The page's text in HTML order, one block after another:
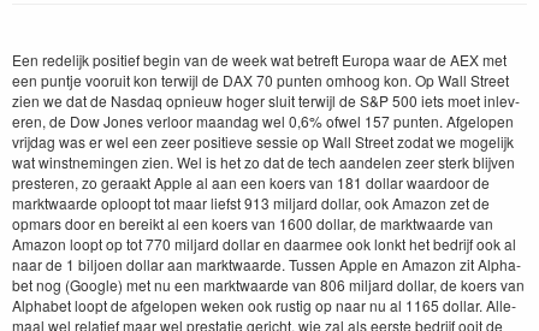
Een redelijk posi­tief begin van de week wat betre­ft Europa waar de AEXmet
een pun­t­je vooruit kon ter­wi­jl de DAX70 pun­ten omhoog kon. Op Wall Street
zien we dat de Nas­daq opnieuw hoger sluit ter­wi­jl de S&P500 iets moet inlev­
eren, de Dow Jones ver­loor maandag wel 0,6% ofwel 157pun­ten. Afgelopen
vri­jdag was er wel een zeer posi­tieve sessie op Wall Street zodat we mogelijk
wat win­st­ne­min­gen zien. Wel is het zo dat de tech aan­de­len zeer sterk bli­jven
presteren, zo ger­aakt Apple al aan een koers van 181 dol­lar waar­door de
mark­t­waarde oploopt tot maar lief­st913 mil­jard dol­lar, ook Ama­zon zet de
opmars door en bereikt al een koers van 1600 dol­lar, de mark­t­waarde van
Ama­zon loopt op tot770 mil­jard dol­lar en daarmee ook lonkt het bedri­jf ook al
naar de 1 biljoen dol­lar aan mark­t­waarde. Tussen Apple en Ama­zon zit Alpha­
bet nog (Google) met nu een mark­t­waarde van 806 mil­jard dol­lar, de koers van
Alpha­bet loopt de afgelopen weken ook rustig op naar nu al 1165 dol­lar. Alle­
maal wel relatief maar wel presta­tie gericht, wie zal als eerste bedri­jf ooit de